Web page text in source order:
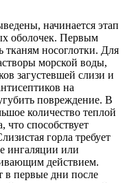
начинается этап
оболочек. Первым
тканям носоглотки. Для
морской воды,
загустевшей слизи и
на
повреждение. В
количество теплой
что способствует
горла требует
ингаляции или
действием.
первые дни после